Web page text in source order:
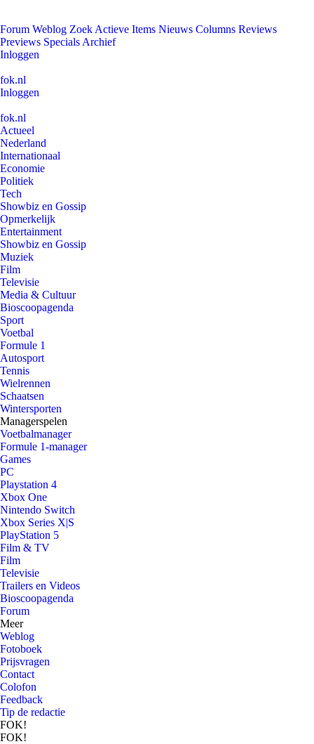
Forum Weblog Zoek Actieve Items Nieuws Columns Reviews
Previews Specials Archief
Inloggen
fok.nl
Inloggen
fok.nl
Actueel
Nederland
Internationaal
Economie
Politiek
Tech
Showbiz en Gossip
Opmerkelijk
Entertainment
Showbiz en Gossip
Muziek
Film
Televisie
Media & Cultuur
Bioscoopagenda
Sport
Voetbal
Formule 1
Autosport
Tennis
Wielrennen
Schaatsen
Wintersporten
Managerspelen
Voetbalmanager
Formule 1-manager
Games
PC
Playstation 4
Xbox One
Nintendo Switch
Xbox Series X|S
PlayStation 5
Film & TV
Film
Televisie
Trailers en Videos
Bioscoopagenda
Forum
Meer
Weblog
Fotoboek
Prijsvragen
Contact
Colofon
Feedback
Tip de redactie
FOK!
FOK!